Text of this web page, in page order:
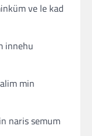
ve le kad
innehu
min
naris semum